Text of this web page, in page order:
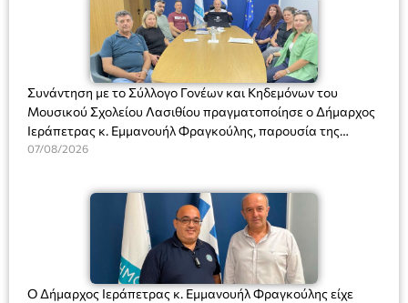
Συνάντηση με το Σύλλογο Γονέων και Κηδεμόνων του
Μουσικού Σχολείου Λασιθίου πραγματοποίησε ο Δήμαρχος
Ιεράπετρας κ. Εμμανουήλ Φραγκούλης, παρουσία της
Διευθύντριας του σχολείου κας Μαριάννας Χαΐτα.
07/08/2026
Ο Δήμαρχος Ιεράπετρας κ. Εμμανουήλ Φραγκούλης είχε